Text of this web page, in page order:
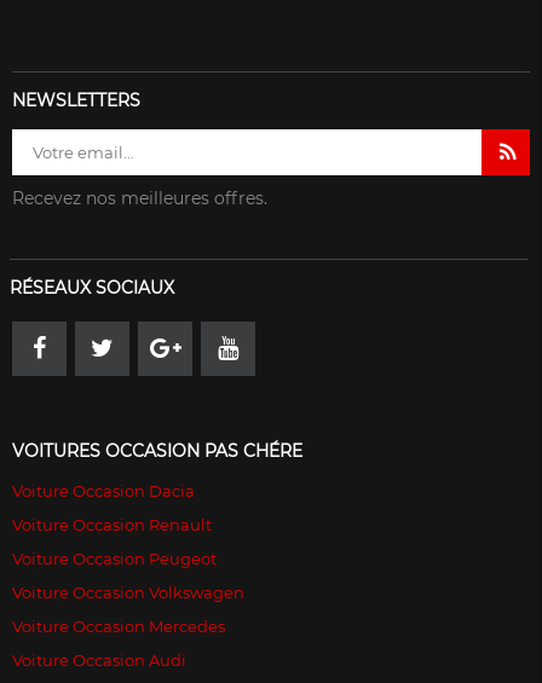
NEWSLETTERS
Recevez nos meilleures offres.
RÉSEAUX SOCIAUX
VOITURES OCCASION PAS CHÉRE
Voiture Occasion Dacia
Voiture Occasion Renault
Voiture Occasion Peugeot
Voiture Occasion Volkswagen
Voiture Occasion Mercedes
Voiture Occasion Audi